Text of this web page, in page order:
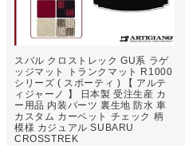
スバル クロストレック GU系 ラゲ
ッジマット トランクマット R1000
シリーズ ( スポーティ ) 【 アルテ
ィジャーノ 】 日本製 受注生産 カ
ー用品 内装パーツ 裏生地 防水 車
カスタム カーペット チェック 柄
模様 カジュアル SUBARU
CROSSTREK